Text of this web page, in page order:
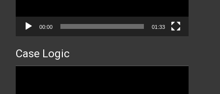
00:00 01:33
Case Logic